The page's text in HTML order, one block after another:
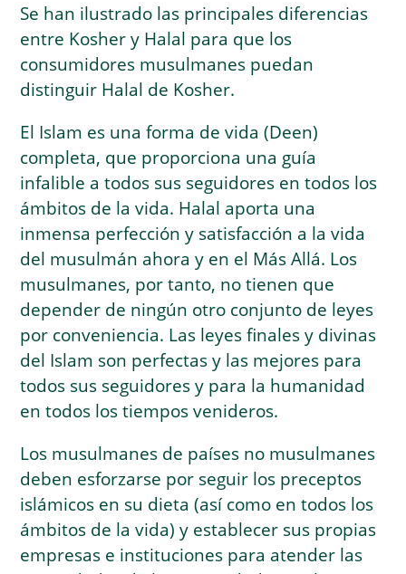
Se han ilustrado las principales diferencias
entre Kosher y Halal para que los
consumidores musulmanes puedan
distinguir Halal de Kosher.
El Islam es una forma de vida (Deen)
completa, que proporciona una guía
infalible a todos sus seguidores en todos los
ámbitos de la vida. Halal aporta una
inmensa perfección y satisfacción a la vida
del musulmán ahora y en el Más Allá. Los
musulmanes, por tanto, no tienen que
depender de ningún otro conjunto de leyes
por conveniencia. Las leyes finales y divinas
del Islam son perfectas y las mejores para
todos sus seguidores y para la humanidad
en todos los tiempos venideros.
Los musulmanes de países no musulmanes
deben esforzarse por seguir los preceptos
islámicos en su dieta (así como en todos los
ámbitos de la vida) y establecer sus propias
empresas e instituciones para atender las